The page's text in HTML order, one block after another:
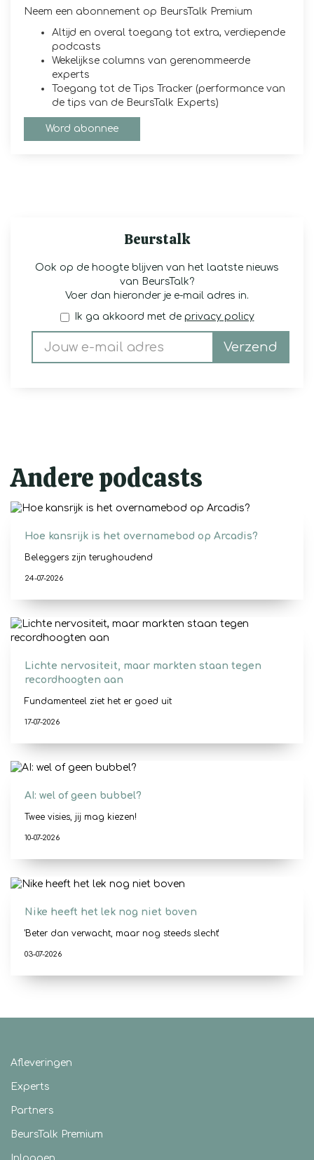
Neem een abonnement op BeursTalk Premium
Altijd en overal toegang tot extra, verdiepende
podcasts
Wekelijkse columns van gerenommeerde
experts
Toegang tot de Tips Tracker (performance van
de tips van de BeursTalk Experts)
Word abonnee
Beurstalk
Ook op de hoogte blijven van het laatste nieuws
van BeursTalk?
Voer dan hieronder je e-mail adres in.
Ik ga akkoord met de privacy policy
Verzend
Andere podcasts
Hoe kansrijk is het overnamebod op Arcadis?
Beleggers zijn terughoudend
24-07-2026
Lichte nervositeit, maar markten staan tegen
recordhoogten aan
Fundamenteel ziet het er goed uit
17-07-2026
AI: wel of geen bubbel?
Twee visies, jij mag kiezen!
10-07-2026
Nike heeft het lek nog niet boven
'Beter dan verwacht, maar nog steeds slecht'
03-07-2026
Afleveringen
Experts
Partners
BeursTalk Premium